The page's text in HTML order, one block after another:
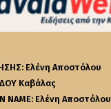
Ελένη Αποστόλου
Καβάλας
NAME: Ελένη Αποστόλου